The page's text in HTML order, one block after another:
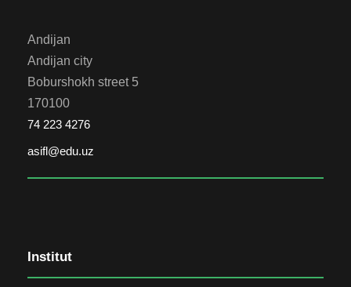
Andijan
Andijan city
Boburshokh street 5
170100
74 223 4276
asifl@edu.uz
Institut